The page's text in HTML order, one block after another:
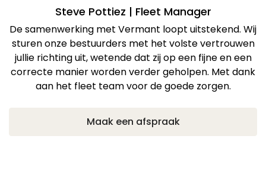
Steve Pottiez | Fleet Manager
De samenwerking met Vermant loopt uitstekend. Wij
sturen onze bestuurders met het volste vertrouwen
jullie richting uit, wetende dat zij op een fijne en een
correcte manier worden verder geholpen. Met dank
aan het fleet team voor de goede zorgen.
Maak een afspraak